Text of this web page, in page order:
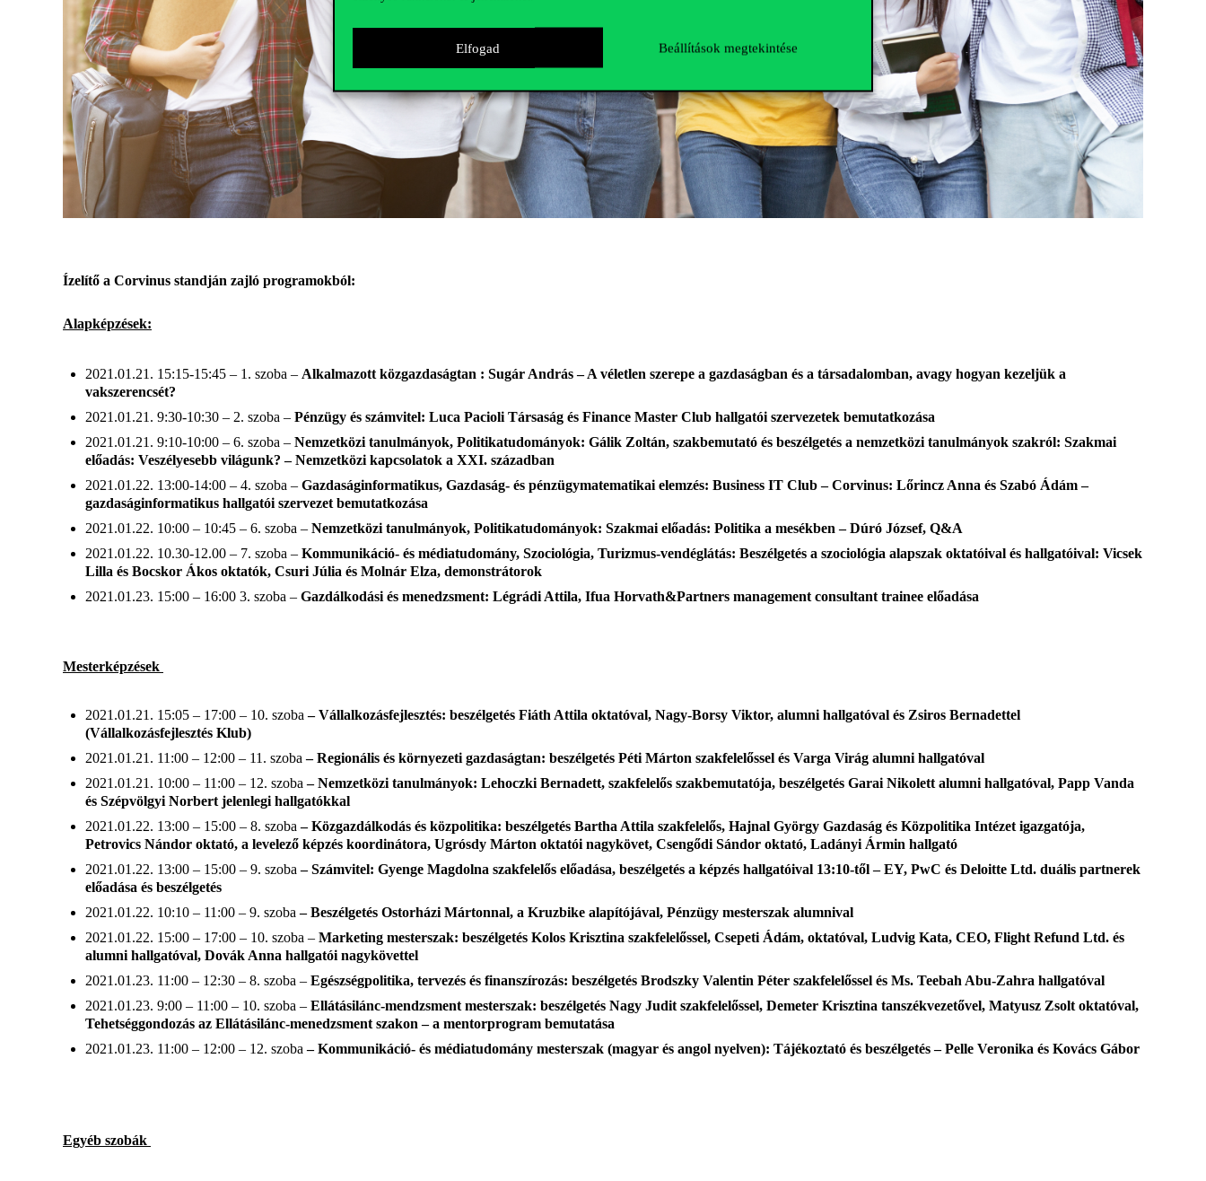
Elfogad Beállítások megtekintése
Ízelítő a Corvinus standján zajló programokból:
Alapképzések:
2021.01.21. 15:15-15:45 – 1. szoba – Alkalmazott közgazdaságtan : Sugár András – A véletlen szerepe a gazdaságban és a társadalomban, avagy hogyan kezeljük a
vakszerencsét?
2021.01.21. 9:30-10:30 – 2. szoba – Pénzügy és számvitel: Luca Pacioli Társaság és Finance Master Club hallgatói szervezetek bemutatkozása
2021.01.21. 9:10-10:00 – 6. szoba – Nemzetközi tanulmányok, Politikatudományok: Gálik Zoltán, szakbemutató és beszélgetés a nemzetközi tanulmányok szakról: Szakmai
előadás: Veszélyesebb világunk? – Nemzetközi kapcsolatok a XXI. században
2021.01.22. 13:00-14:00 – 4. szoba – Gazdaságinformatikus, Gazdaság- és pénzügymatematikai elemzés: Business IT Club – Corvinus: Lőrincz Anna és Szabó Ádám –
gazdaságinformatikus hallgatói szervezet bemutatkozása
2021.01.22. 10:00 – 10:45 – 6. szoba – Nemzetközi tanulmányok, Politikatudományok: Szakmai előadás: Politika a mesékben – Dúró József, Q&A
2021.01.22. 10.30-12.00 – 7. szoba – Kommunikáció- és médiatudomány, Szociológia, Turizmus-vendéglátás: Beszélgetés a szociológia alapszak oktatóival és hallgatóival: Vicsek
Lilla és Bocskor Ákos oktatók, Csuri Júlia és Molnár Elza, demonstrátorok
2021.01.23. 15:00 – 16:00 3. szoba – Gazdálkodási és menedzsment: Légrádi Attila, Ifua Horvath&Partners management consultant trainee előadása
Mesterképzések
2021.01.21. 15:05 – 17:00 – 10. szoba – Vállalkozásfejlesztés: beszélgetés Fiáth Attila oktatóval, Nagy-Borsy Viktor, alumni hallgatóval és Zsiros Bernadettel
(Vállalkozásfejlesztés Klub)
2021.01.21. 11:00 – 12:00 – 11. szoba – Regionális és környezeti gazdaságtan: beszélgetés Péti Márton szakfelelőssel és Varga Virág alumni hallgatóval
2021.01.21. 10:00 – 11:00 – 12. szoba – Nemzetközi tanulmányok: Lehoczki Bernadett, szakfelelős szakbemutatója, beszélgetés Garai Nikolett alumni hallgatóval, Papp Vanda
és Szépvölgyi Norbert jelenlegi hallgatókkal
2021.01.22. 13:00 – 15:00 – 8. szoba – Közgazdálkodás és közpolitika: beszélgetés Bartha Attila szakfelelős, Hajnal György Gazdaság és Közpolitika Intézet igazgatója,
Petrovics Nándor oktató, a levelező képzés koordinátora, Ugrósdy Márton oktatói nagykövet, Csengődi Sándor oktató, Ladányi Ármin hallgató
2021.01.22. 13:00 – 15:00 – 9. szoba– Számvitel: Gyenge Magdolna szakfelelős előadása, beszélgetés a képzés hallgatóival 13:10-től – EY, PwC és Deloitte Ltd. duális partnerek
előadása és beszélgetés
2021.01.22. 10:10 – 11:00 – 9. szoba– Beszélgetés Ostorházi Mártonnal, a Kruzbike alapítójával, Pénzügy mesterszak alumnival
2021.01.22. 15:00 – 17:00 – 10. szoba – Marketing mesterszak: beszélgetés Kolos Krisztina szakfelelőssel, Csepeti Ádám, oktatóval, Ludvig Kata, CEO, Flight Refund Ltd. és
alumni hallgatóval, Dovák Anna hallgatói nagykövettel
2021.01.23. 11:00 – 12:30 – 8. szoba – Egészségpolitika, tervezés és finanszírozás: beszélgetés Brodszky Valentin Péter szakfelelőssel és Ms. Teebah Abu-Zahra hallgatóval
2021.01.23. 9:00 – 11:00 – 10. szoba – Ellátásilánc-mendzsment mesterszak: beszélgetés Nagy Judit szakfelelőssel, Demeter Krisztina tanszékvezetővel, Matyusz Zsolt oktatóval,
Tehetséggondozás az Ellátásilánc-menedzsment szakon – a mentorprogram bemutatása
2021.01.23. 11:00 – 12:00 – 12. szoba– Kommunikáció- és médiatudomány mesterszak (magyar és angol nyelven): Tájékoztató és beszélgetés – Pelle Veronika és Kovács Gábor
Egyéb szobák